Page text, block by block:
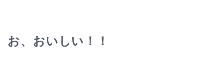
お、おいしい！！